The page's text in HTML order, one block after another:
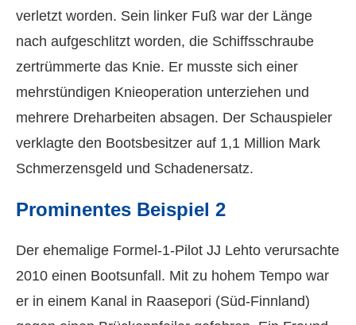
verletzt worden. Sein linker Fuß war der Länge
nach aufgeschlitzt worden, die Schiffsschraube
zertrümmerte das Knie. Er musste sich einer
mehrstündigen Knieoperation unterziehen und
mehrere Dreharbeiten absagen. Der Schauspieler
verklagte den Bootsbesitzer auf 1,1 Million Mark
Schmerzensgeld und Schadenersatz.
Prominentes Beispiel 2
Der ehemalige Formel-1-Pilot JJ Lehto verursachte
2010 einen Bootsunfall. Mit zu hohem Tempo war
er in einem Kanal in Raasepori (Süd-Finnland)